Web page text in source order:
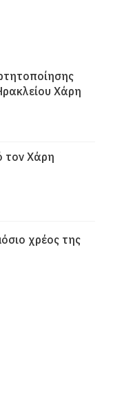
Χάρη
τον Χάρη
χρέος της